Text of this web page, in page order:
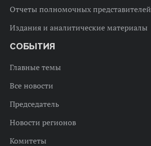
Отчеты полномочных представителей
Издания и аналитические материалы
СОБЫТИЯ
Главные темы
Все новости
Председатель
Новости регионов
Комитеты